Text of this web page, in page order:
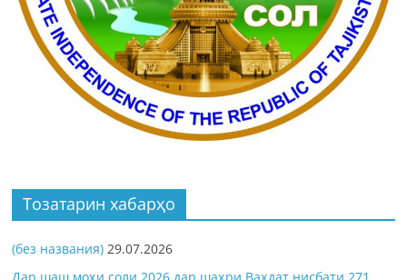
Тозатарин хабарҳо
(без названия) 29.07.2026